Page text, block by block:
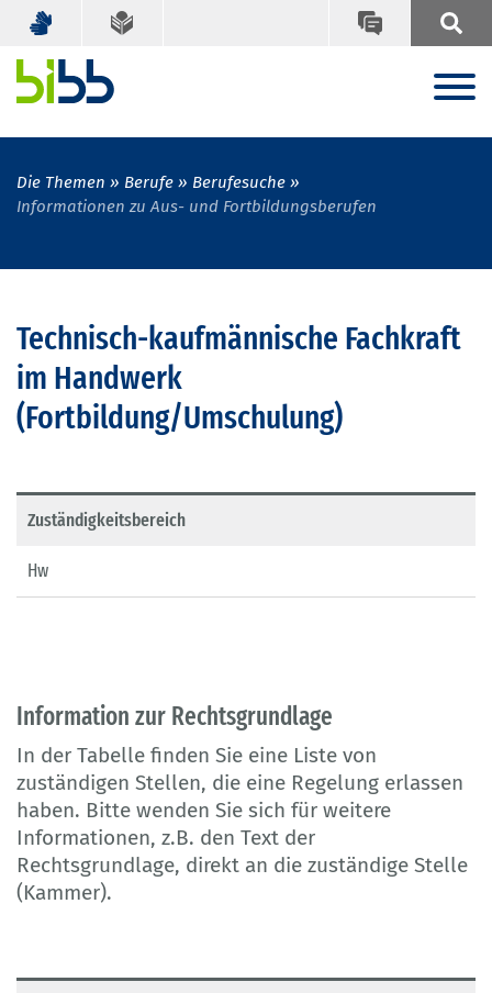
Die Themen Berufe
Berufesuche
Informationen zu Aus- und Fortbildungsberufen
Technisch-kaufmännische Fachkraft
im Handwerk
(Fortbildung/Umschulung)
Zuständigkeitsbereich
Hw
Information zur Rechtsgrundlage
In der Tabelle finden Sie eine Liste von
zuständigen Stellen, die eine Regelung erlassen
haben. Bitte wenden Sie sich für weitere
Informationen, z.B. den Text der
Rechtsgrundlage, direkt an die zuständige Stelle
(Kammer).